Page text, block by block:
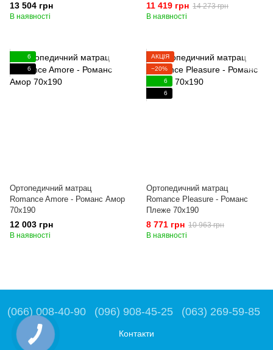
13 504 грн
В наявності
11 419 грн 14 273 грн
В наявності
6
6
Ортопедичний матрац
Romance Amore - Романс Амор
70x190
12 003 грн
В наявності
АКЦІЯ
−20%
6
6
Ортопедичний матрац
Romance Pleasure - Романс
Плеже 70x190
8 771 грн 10 963 грн
В наявності
(066) 008-40-90 (096) 908-45-25 (063) 269-59-85
Контакти